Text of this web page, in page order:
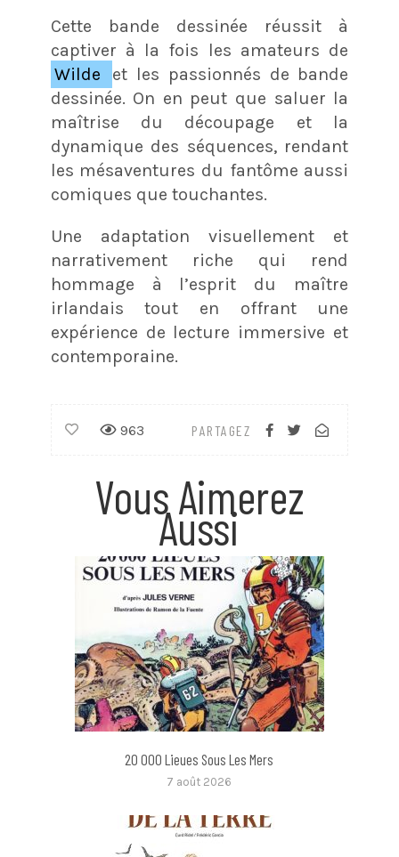
Cette bande dessinée réussit à
captiver à la fois les amateurs de
Wilde
et les passionnés de bande
dessinée. On en peut que saluer la
maîtrise du découpage et la
dynamique des séquences, rendant
les mésaventures du fantôme aussi
comiques que touchantes.
Une adaptation visuellement et
narrativement riche qui rend
hommage à l’esprit du maître
irlandais tout en offrant une
expérience de lecture immersive et
contemporaine​.
PARTAGEZ
963
Vous Aimerez
Aussi
20 000 Lieues Sous Les Mers
7 août 2026